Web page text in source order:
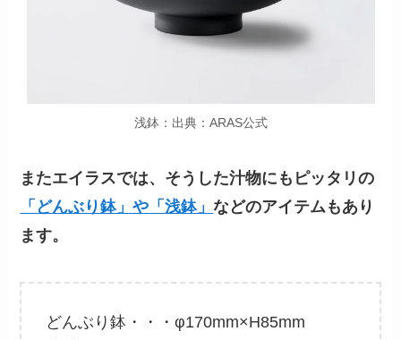
浅鉢：出典：ARAS公式
またエイラスでは、そうした汁物にもピッタリの
「どんぶり鉢」や「浅鉢」などのアイテムもあり
ます。
どんぶり鉢・・・φ170mm×H85mm